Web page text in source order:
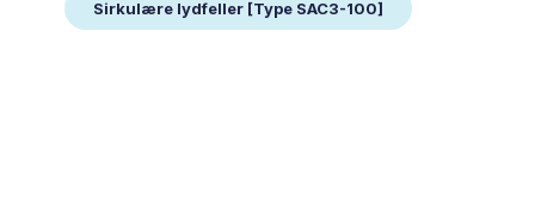
Sirkulære lydfeller [Type SAC3-100]